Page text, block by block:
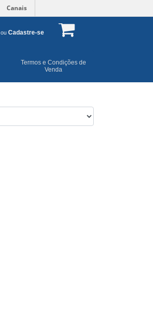
Canais
ou Cadastre-se
Termos e Condições de
Venda